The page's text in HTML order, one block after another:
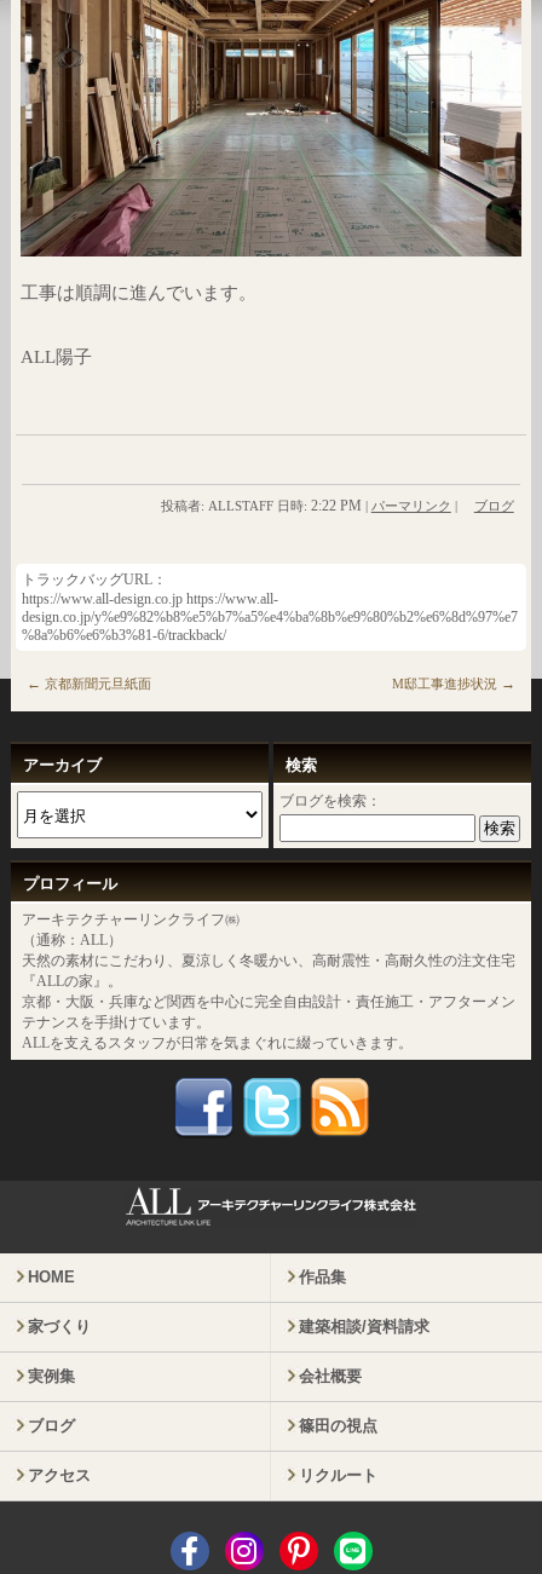
工事は順調に進んでいます。
ALL陽子
投稿者: ALLSTAFF 日時: 2:22 PM | パーマリンク | ブログ
トラックバッグURL：
https://www.all-design.co.jp https://www.all-
design.co.jp/y%e9%82%b8%e5%b7%a5%e4%ba%8b%e9%80%b2%e6%8d%97%e7
%8a%b6%e6%b3%81-6/trackback/
← 京都新聞元旦紙面 M邸工事進捗状況 →
アーカイブ 検索
ブログを検索：
プロフィール
アーキテクチャーリンクライフ㈱
（通称：ALL）
天然の素材にこだわり、夏涼しく冬暖かい、高耐震性・高耐久性の注文住宅
『ALLの家』。
京都・大阪・兵庫など関西を中心に完全自由設計・責任施工・アフターメン
テナンスを手掛けています。
ALLを支えるスタッフが日常を気まぐれに綴っていきます。
HOME 作品集
家づくり 建築相談/資料請求
実例集 会社概要
ブログ 篠田の視点
アクセス リクルート